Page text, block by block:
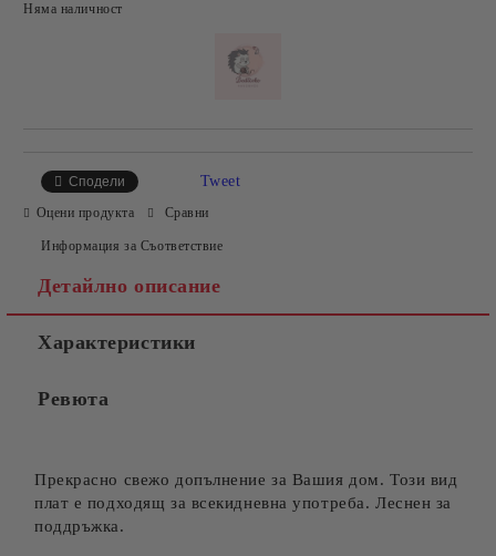
Няма наличност
Сподели Tweet
Оцени продукта Сравни
Информация за Съответствие
Детайлно описание
Характеристики
Ревюта
Прекрасно свежо допълнение за Вашия дом. Този вид
плат е подходящ за всекидневна употреба. Леснен за
поддръжка.